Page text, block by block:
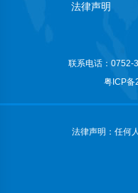
法律声明
联系电话：0752-
粤ICP备
法律声明：任何